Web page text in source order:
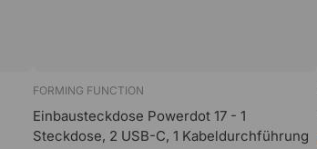
FORMING FUNCTION
Einbausteckdose Powerdot 17 - 1
Steckdose, 2 USB-C, 1 Kabeldurchführung